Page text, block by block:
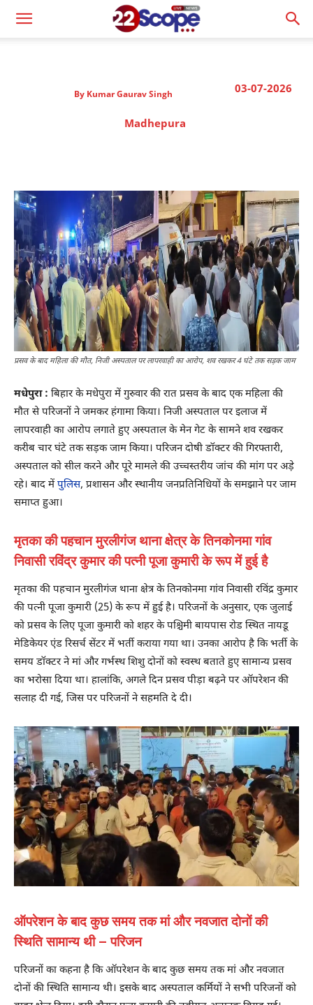
03-07-2026
By Kumar Gaurav Singh
Madhepura
प्रसव के बाद महिला की मौत, निजी अस्पताल पर लापरवाही का आरोप, शव रखकर 4 घंटे तक सड़क जाम
मधेपुरा : बिहार के मधेपुरा में गुरुवार की रात प्रसव के बाद एक महिला की
मौत से परिजनों ने जमकर हंगामा किया। निजी अस्पताल पर इलाज में
लापरवाही का आरोप लगाते हुए अस्पताल के मेन गेट के सामने शव रखकर
करीब चार घंटे तक सड़क जाम किया। परिजन दोषी डॉक्टर की गिरफ्तारी,
अस्पताल को सील करने और पूरे मामले की उच्चस्तरीय जांच की मांग पर अड़े
रहे। बाद मेंपुलिस, प्रशासन और स्थानीय जनप्रतिनिधियों के समझाने पर जाम
समाप्त हुआ।
मृतका की पहचान मुरलीगंज थाना क्षेत्र के तिनकोनमा गांव
निवासी रविंद्र कुमार की पत्नी पूजा कुमारी के रूप में हुई है
मृतका की पहचान मुरलीगंज थाना क्षेत्र के तिनकोनमा गांव निवासी रविंद्र कुमार
की पत्नी पूजा कुमारी (25) के रूप में हुई है। परिजनों के अनुसार, एक जुलाई
को प्रसव के लिए पूजा कुमारी को शहर के पश्चिमी बायपास रोड स्थित नायडू
मेडिकेयर एंड रिसर्च सेंटर में भर्ती कराया गया था। उनका आरोप है कि भर्ती के
समय डॉक्टर ने मां और गर्भस्थ शिशु दोनों को स्वस्थ बताते हुए सामान्य प्रसव
का भरोसा दिया था। हालांकि, अगले दिन प्रसव पीड़ा बढ़ने पर ऑपरेशन की
सलाह दी गई, जिस पर परिजनों ने सहमति दे दी।
ऑपरेशन के बाद कुछ समय तक मां और नवजात दोनों की
स्थिति सामान्य थी – परिजन
परिजनों का कहना है कि ऑपरेशन के बाद कुछ समय तक मां और नवजात
दोनों की स्थिति सामान्य थी। इसके बाद अस्पताल कर्मियों ने सभी परिजनों को